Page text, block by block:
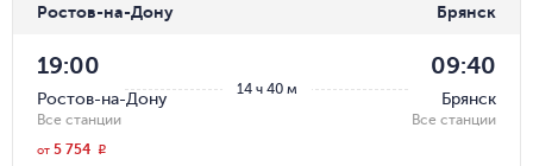
Ростов-на-Дону Брянск
14 ч 40 м
19:00
Ростов-на-Дону
Все станции
09:40
Брянск
Все станции
от 5 754 r